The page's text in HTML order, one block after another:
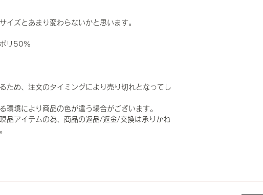
イズとあまり変わらないかと思います。
リ50%
ため、注文のタイミングにより売り切れとなってし
環境により商品の色が違う場合がございます。
品アイテムの為、商品の返品/返金/交換は承りかね